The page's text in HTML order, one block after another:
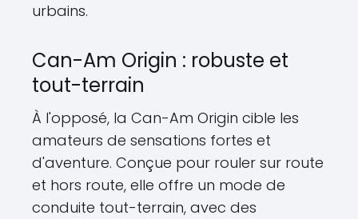
urbains.
Can-Am Origin : robuste et
tout-terrain
À l'opposé, la Can-Am Origin cible les
amateurs de sensations fortes et
d'aventure. Conçue pour rouler sur route
et hors route, elle offre un mode de
conduite tout-terrain, avec des